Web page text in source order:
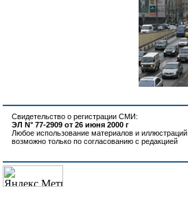
Свидетельство о регистрации СМИ:
ЭЛ N° 77-2909 от 26 июня 2000 г
Любое использование материалов и иллюстраций
возможно только по согласованию с редакцией